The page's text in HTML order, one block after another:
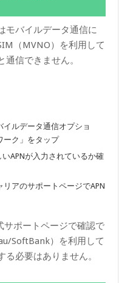
モバイルデータ通信に
（MVNO）を利用して
信できません。
ルデータ通信オプショ
ーク」をタップ
APNが入力されているか確
アのサポートページでAPN
サポートページで確認で
SoftBank）を利用して
必要はありません。